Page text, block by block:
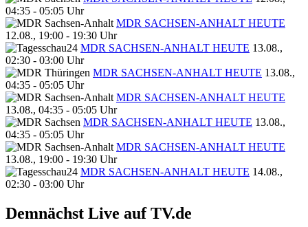
04:35 - 05:05 Uhr
MDR SACHSEN-ANHALT HEUTE
12.08., 19:00 - 19:30 Uhr
MDR SACHSEN-ANHALT HEUTE 13.08.,
02:30 - 03:00 Uhr
MDR SACHSEN-ANHALT HEUTE 13.08.,
04:35 - 05:05 Uhr
MDR SACHSEN-ANHALT HEUTE
13.08., 04:35 - 05:05 Uhr
MDR SACHSEN-ANHALT HEUTE 13.08.,
04:35 - 05:05 Uhr
MDR SACHSEN-ANHALT HEUTE
13.08., 19:00 - 19:30 Uhr
MDR SACHSEN-ANHALT HEUTE 14.08.,
02:30 - 03:00 Uhr
Demnächst Live auf TV.de